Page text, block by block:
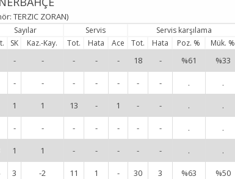
TERZIC ZORAN)
Sayılar Servis Servis karşılama
SK Kaz.-Kay. Tot. Hata Ace Tot. Hata Poz. % Mük. %
- - - - - 18 - %61 %33
- - - - - - - . .
1 1 13 - 1 - - . .
- - - - - - - . .
1 1 - - - - - . .
3 -2 11 1 - 30 3 %63 %50